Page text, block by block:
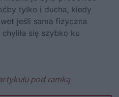
tylko i ducha, kiedy
jeśli sama fizyczna
się szybko ku
pod ramką